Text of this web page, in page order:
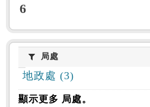
6
局處局處
地政處 (3)
顯示更多 局處。